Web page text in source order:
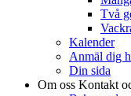
Två
Kalender
Anmäl dig
Din sida
Om oss Kontakt